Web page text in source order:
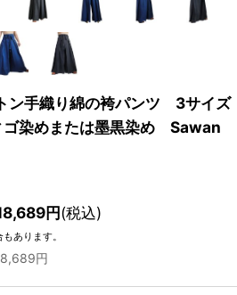
ン手織り綿の袴パンツ 3サイズ
染めまたは墨黒染め Sawan
円(税込)
あります。
円